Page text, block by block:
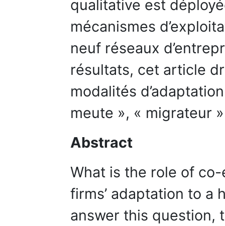
qualitative est
mécanismes
neuf réseaux
résultats, cet article
modalités
meute », « migrateur
Abstract
What is the role of
firms’ adaptation to a
answer this question,